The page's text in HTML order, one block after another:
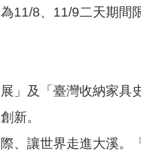
11/8、11/9二天期間
」及「臺灣收納家具
新。
、讓世界走進大溪。